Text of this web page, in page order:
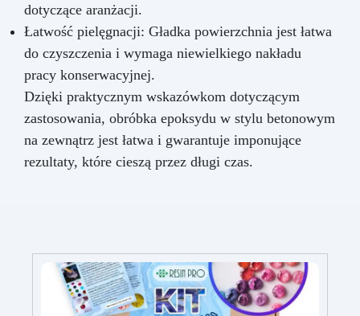
dotyczące aranżacji.
Łatwość pielęgnacji: Gładka powierzchnia jest łatwa
do czyszczenia i wymaga niewielkiego nakładu
pracy konserwacyjnej.
Dzięki praktycznym wskazówkom dotyczącym
zastosowania, obróbka epoksydu w stylu betonowym
na zewnątrz jest łatwa i gwarantuje imponujące
rezultaty, które cieszą przez długi czas.